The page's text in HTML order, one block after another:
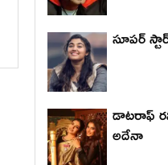
సూపర్
డాటరాఫ్
అదేనా